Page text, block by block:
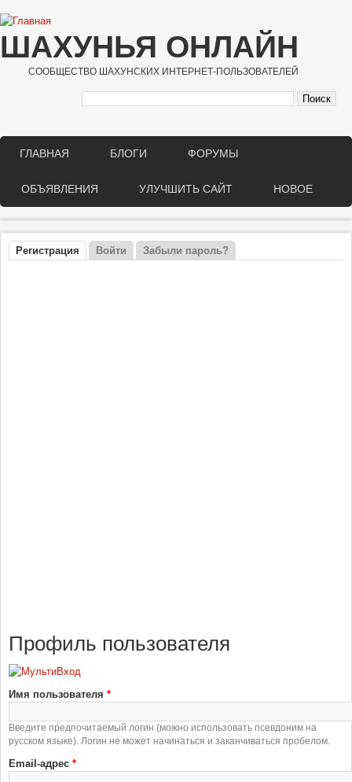
Перейти к основному содержанию
ШАХУНЬЯ ОНЛАЙН
СООБЩЕСТВО ШАХУНСКИХ ИНТЕРНЕТ-ПОЛЬЗОВАТЕЛЕЙ
Main menu
ГЛАВНАЯ БЛОГИ ФОРУМЫ
ОБЪЯВЛЕНИЯ УЛУЧШИТЬ САЙТ НОВОЕ
Главные вкладки
Регистрация (активная вкладка)
Войти Забыли пароль?
Профиль пользователя
Имя пользователя *
Введите предпочитаемый логин (можно использовать псевдоним на
русском языке). Логин не может начинаться и заканчиваться пробелом.
Email-адрес *